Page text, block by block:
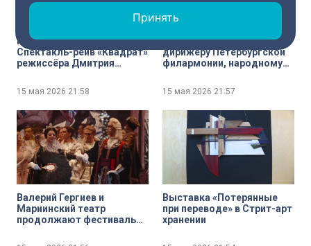
Книга отзывов.
Спектакль-рейв «Квадрат»
режиссёра Дмитрия
15 мая 2026 21:58
Юбилей. Главному
дирижёру Петербургской
филармонии, народному
15 мая 2026 21:57
Валерий Гергиев и
Мариинский театр
продолжают фестиваль
Выставка «Потерянные
при переводе» в Стрит-арт
хранении
Принять